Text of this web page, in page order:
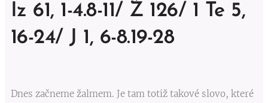
Iz 61, 1-4.8-11/ Ž 126/ 1 Te 5,
16-24/ J 1, 6-8.19-28
Dnes začneme žalmem. Je tam totiž takové slovo, které